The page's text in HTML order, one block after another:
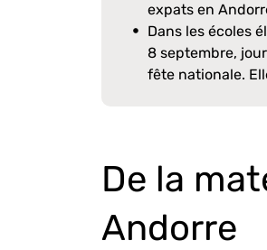
expats en
Dans les écoles
8 septembre,
fête nationale.
De la
Andorre